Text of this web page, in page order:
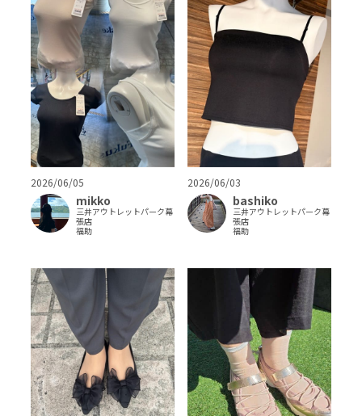
2026/06/05
mikko
三井アウトレットパーク幕
張店
福助
2026/06/03
bashiko
三井アウトレットパーク幕
張店
福助